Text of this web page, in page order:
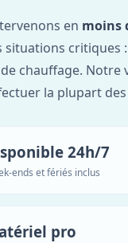
en moins
situations critiques
chauffage. Notre
la plupart
24h/7
ends et fériés inclus
pro